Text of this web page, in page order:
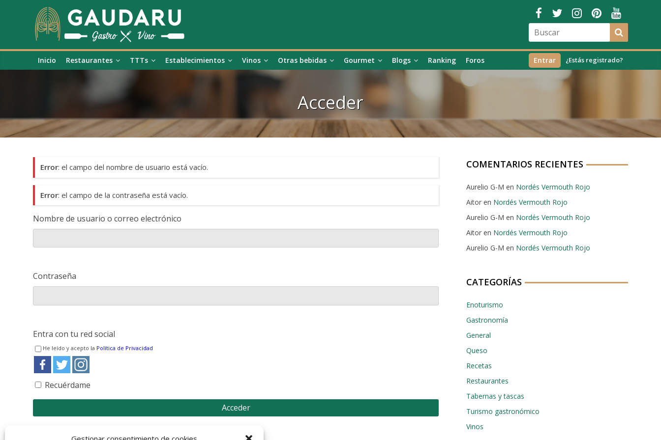
Inicio Restaurantes TTTs Establecimientos Vinos Otras bebidas Gourmet Blogs Ranking Foros ¿Estás registrado?
Entrar
Acceder
Error: el campo del nombre de usuario está vacío.
Error: el campo de la contraseña está vacío.
Nombre de usuario o correo electrónico
Contraseña
Entra con tu red social
He leído y acepto la Política de Privacidad
Recuérdame
¿Has olvidado tu contraseña?
COMENTARIOS RECIENTES
Aurelio G-M en Nordés Vermouth Rojo
Aitoren Nordés Vermouth Rojo
Aurelio G-M en Nordés Vermouth Rojo
Aitoren Nordés Vermouth Rojo
Aurelio G-M en Nordés Vermouth Rojo
CATEGORÍAS
Enoturismo
Gastronomía
General
Queso
Recetas
Restaurantes
Tabernas y tascas
Turismo gastronómico
Vinos